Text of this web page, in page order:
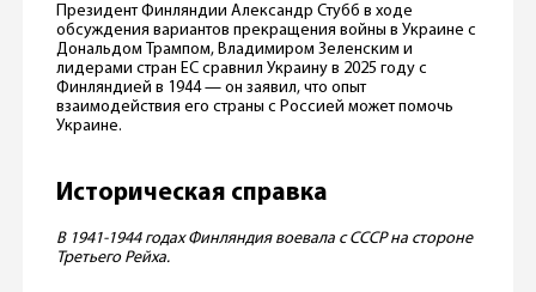
Президент Финляндии Александр Стубб в ходе
обсуждения вариантов прекращения войны в Украине с
Дональдом Трампом, Владимиром Зеленским и
лидерами стран ЕС сравнил Украину в 2025 году с
Финляндией в 1944 — он заявил, что опыт
взаимодействия его страны с Россией может помочь
Украине.
Историческая справка
В 1941-1944 годах Финляндия воевала с СССР на стороне
Третьего Рейха.